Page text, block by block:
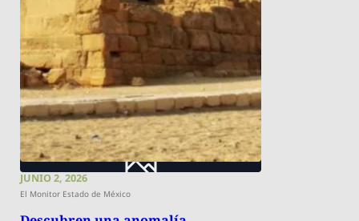
JUNIO 2, 2026
El Monitor Estado de México